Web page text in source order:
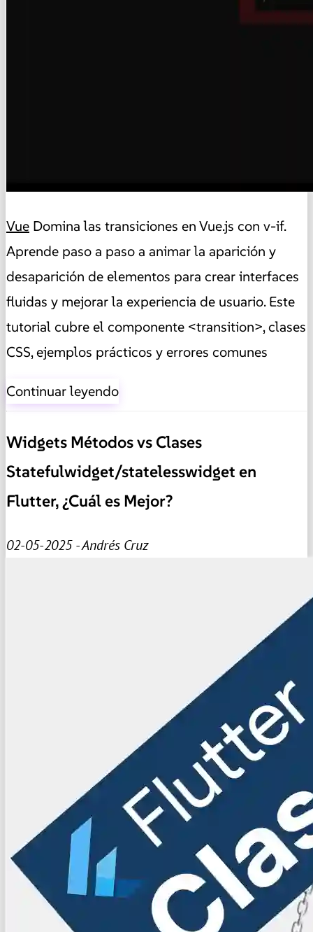
Vue Domina las transiciones en Vue.js con v-if.
Aprende paso a paso a animar la aparición y
desaparición de elementos para crear interfaces
fluidas y mejorar la experiencia de usuario. Este
tutorial cubre el componente <transition>, clases
CSS, ejemplos prácticos y errores comunes
Continuar leyendo
Widgets Métodos vs Clases
Statefulwidget/statelesswidget en
Flutter, ¿Cuál es Mejor?
02-05-2025 - Andrés Cruz